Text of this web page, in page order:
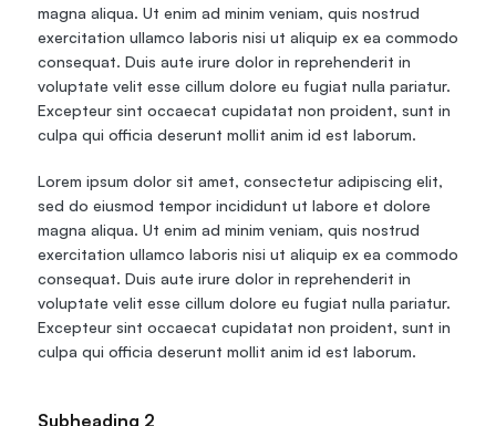
magna aliqua. Ut enim ad minim veniam, quis nostrud
exercitation ullamco laboris nisi ut aliquip ex ea commodo
consequat. Duis aute irure dolor in reprehenderit in
voluptate velit esse cillum dolore eu fugiat nulla pariatur.
Excepteur sint occaecat cupidatat non proident, sunt in
culpa qui officia deserunt mollit anim id est laborum.
Lorem ipsum dolor sit amet, consectetur adipiscing elit,
sed do eiusmod tempor incididunt ut labore et dolore
magna aliqua. Ut enim ad minim veniam, quis nostrud
exercitation ullamco laboris nisi ut aliquip ex ea commodo
consequat. Duis aute irure dolor in reprehenderit in
voluptate velit esse cillum dolore eu fugiat nulla pariatur.
Excepteur sint occaecat cupidatat non proident, sunt in
culpa qui officia deserunt mollit anim id est laborum.
Subheading 2